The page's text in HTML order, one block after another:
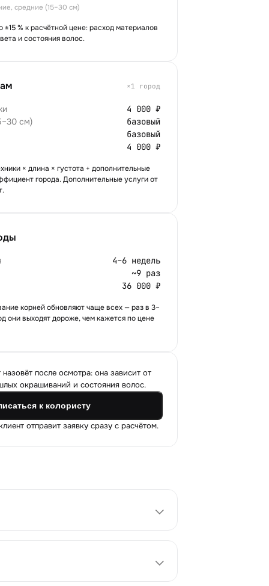
средние (15–30 см)
% к расчётной цене: расход материалов
и состояния волос.
× 1 город
4 000 ₽
см)
базовый
базовый
4 000 ₽
× длина × густота + дополнительные
города. Дополнительные услуги от
4–6 недель
~9 раз
36 000 ₽
корней обновляют чаще всех — раз в 3–
они выходят дороже, чем кажется по цене
после осмотра: она зависит от
окрашиваний и состояния волос.
к колористу
отправит заявку сразу с расчётом.